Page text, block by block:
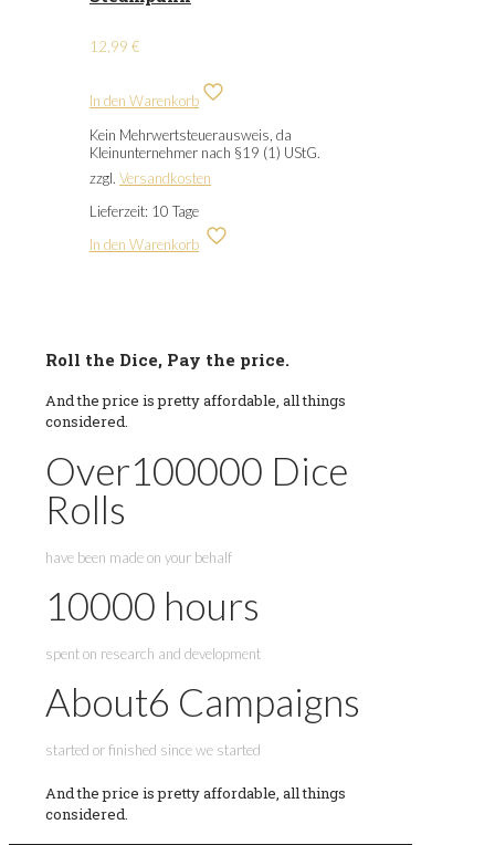
12,99 €
In den Warenkorb
Kein Mehrwertsteuerausweis, da
Kleinunternehmer nach §19 (1) UStG.
zzgl. Versandkosten
Lieferzeit: 10 Tage
In den Warenkorb
Roll the Dice, Pay the price.
And the price is pretty affordable, all things
considered.
Over100000 Dice
Rolls
have been made on your behalf
10000 hours
spent on research and development
About6 Campaigns
started or finished since we started
And the price is pretty affordable, all things
considered.